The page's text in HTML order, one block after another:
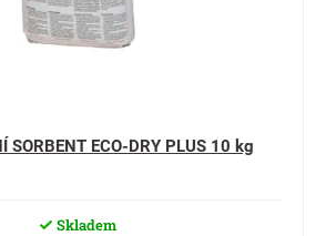
SORBENT ECO-DRY PLUS 10 kg
Skladem